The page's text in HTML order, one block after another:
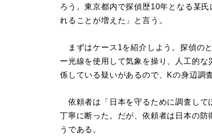
ろう。東京都内で探偵歴10年となる某
れることが増えた」と言う。
まずはケース1を紹介しよう。探偵の
ー光線を使用して気象を操り、人工的
係している疑いがあるので、Kの身辺調
依頼者は「日本を守るために調査して
丁寧に断った。だが、依頼者は日本の
うである。